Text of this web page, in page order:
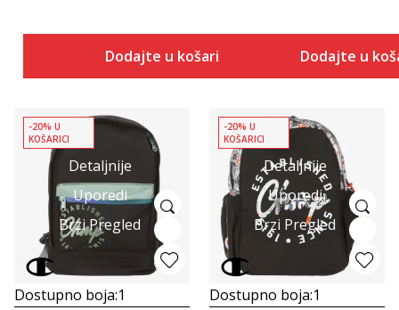
Dodajte u košaricu Dodajte u
Detaljnije
Uporedi
Brzi Pregled
-20% U
KOŠARICI
Dostupno boja:1
Detaljnije
Uporedi
Brzi Pregled
-20% U
KOŠARICI
Dostupno boja:1